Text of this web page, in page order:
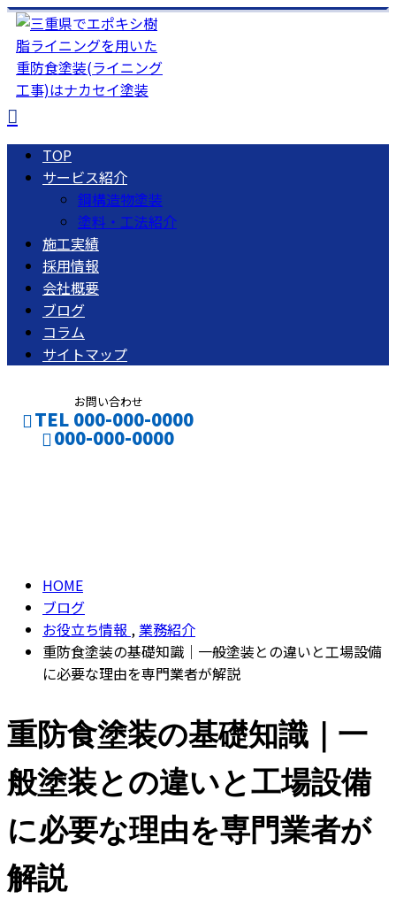
TOP
サービス紹介
鋼構造物塗装
塗料・工法紹介
施工実績
採用情報
会社概要
ブログ
コラム
サイトマップ
お問い合わせ
TEL 000-000-0000
000-000-0000
HOME
ブログ
お役立ち情報 ,業務紹介
重防食塗装の基礎知識｜一般塗装との違いと工場設備
に必要な理由を専門業者が解説
重防食塗装の基礎知識｜一
般塗装との違いと工場設備
に必要な理由を専門業者が
解説